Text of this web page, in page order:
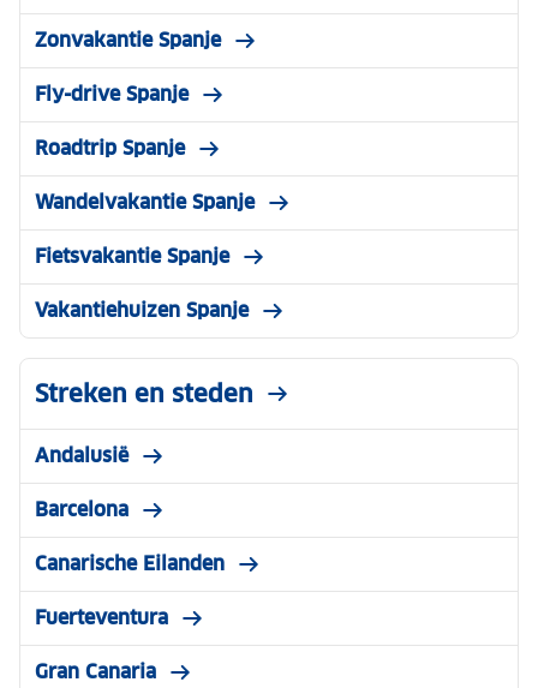
Zonvakantie Spanje
Fly-drive Spanje
Roadtrip Spanje
Wandelvakantie Spanje
Fietsvakantie Spanje
Vakantiehuizen Spanje
Streken en steden
Andalusië
Barcelona
Canarische Eilanden
Fuerteventura
Gran Canaria